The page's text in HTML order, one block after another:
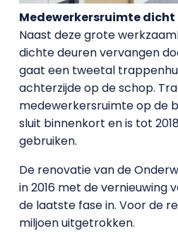
Medewerkersruimte dicht
Naast deze grote
dichte deuren vervangen
gaat een tweetal
achterzijde op de schop.
medewerkersruimte op de
sluit binnenkort en is tot
gebruiken.
De renovatie van de
in 2016 met de vernieuwing
de laatste fase in. Voor de
miljoen uitgetrokken.